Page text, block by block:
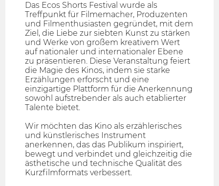
Das Ecos Shorts Festival wurde als
Treffpunkt für Filmemacher, Produzenten
und Filmenthusiasten gegründet, mit dem
Ziel, die Liebe zur siebten Kunst zu stärken
und Werke von großem kreativem Wert
auf nationaler und internationaler Ebene
zu präsentieren. Diese Veranstaltung feiert
die Magie des Kinos, indem sie starke
Erzählungen erforscht und eine
einzigartige Plattform für die Anerkennung
sowohl aufstrebender als auch etablierter
Talente bietet.
Wir möchten das Kino als erzählerisches
und künstlerisches Instrument
anerkennen, das das Publikum inspiriert,
bewegt und verbindet und gleichzeitig die
ästhetische und technische Qualität des
Kurzfilmformats verbessert.